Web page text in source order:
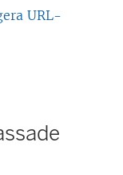
URL-